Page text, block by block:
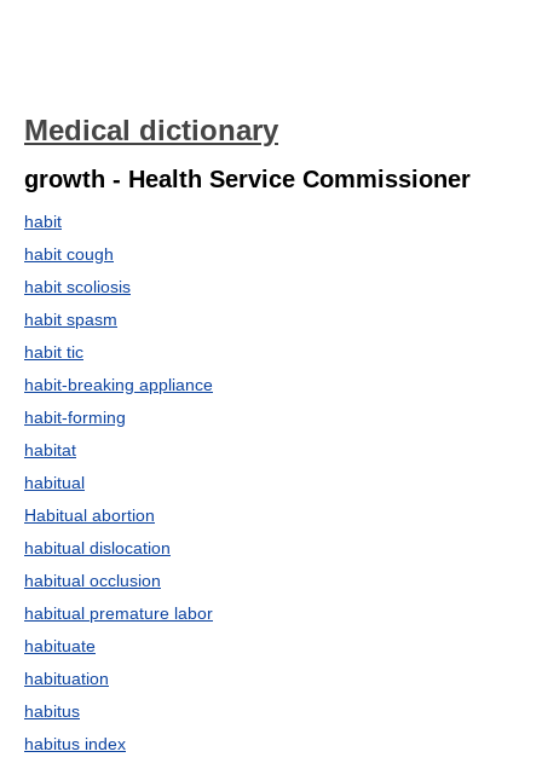
Medical dictionary
growth - Health Service Commissioner
habit
habit cough
habit scoliosis
habit spasm
habit tic
habit-breaking appliance
habit-forming
habitat
habitual
Habitual abortion
habitual dislocation
habitual occlusion
habitual premature labor
habituate
habituation
habitus
habitus index